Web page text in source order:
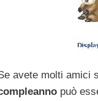
avete molti amici
può